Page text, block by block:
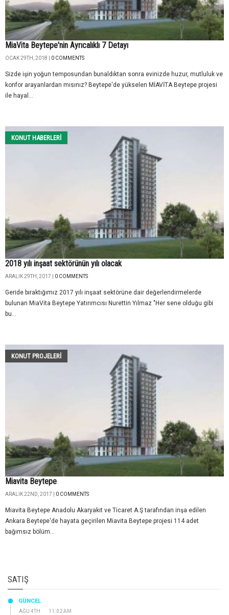
MiaVita Beytepe'nin Ayrıcalıklı 7 Detayı
OCAK 29TH, 2018 | 0 COMMENTS
Sizde işin yoğun temposundan bunaldıktan sonra evinizde huzur, mutluluk ve
konfor arayanlardan mısınız? Beytepe'de yükselen MİAVİTA Beytepe projesi
ile hayal...
KONUT HABERLERI
2018 yılı inşaat sektörünün yılı olacak
ARALIK 29TH, 2017 | 0 COMMENTS
Geride bıraktığımız 2017 yılı inşaat sektörüne dair değerlendirmelerde
bulunan MiaVita Beytepe Yatırımcısı Nurettin Yılmaz "Her sene olduğu gibi
bu...
KONUT PROJELERI
Miavita Beytepe
ARALIK 22ND, 2017 | 0 COMMENTS
Miavita Beytepe Anadolu Akaryakıt ve Ticaret A.Ş tarafından inşa edilen
Ankara Beytepe'de hayata geçirilen Miavita Beytepe projesi 114 adet
bağımsız bölüm...
SATIŞ
AĞU 4TH 11:02 AM
GÜNCEL